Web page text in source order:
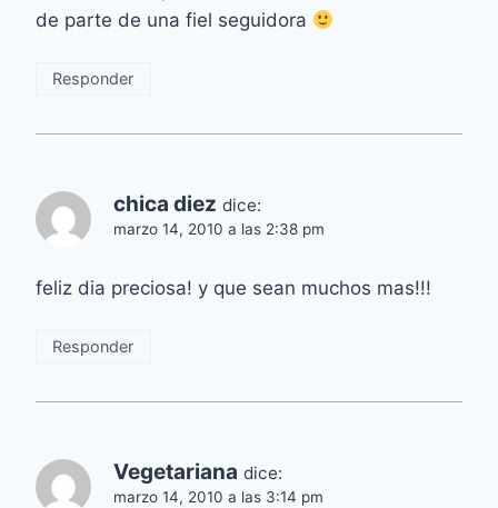
de parte de una fiel seguidora
Responder
chica diez dice:
marzo 14, 2010 a las 2:38 pm
feliz dia preciosa! y que sean muchos mas!!!
Responder
Vegetariana dice:
marzo 14, 2010 a las 3:14 pm